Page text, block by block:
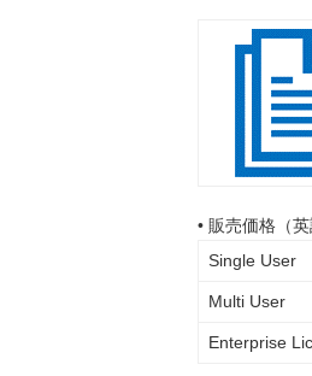
• 販売価格（
Single User
Multi User
Enterprise